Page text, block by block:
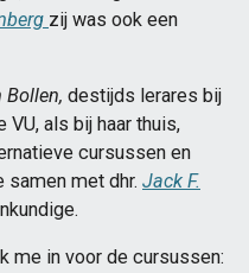
zij was ook een
Bollen, destijds lerares bij
als bij haar thuis,
cursussen en
samen met dhr. Jack F.
me in voor de cursussen: